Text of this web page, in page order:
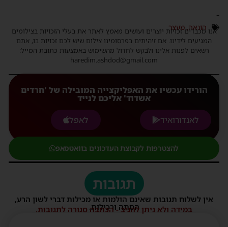
-
הונאה,מעצר
אנו מכבדים זכויות יוצרים ועושים מאמץ לאתר את בעלי הזכויות בצילומים
המגיעים לידינו. אם זיהיתים בפרסומינו צילום שיש לכם זכויות בו, אתם
רשאים לפנות אלינו ולבקש לחדול מהשימוש באמצעות כתובת המייל:
haredim.ashdod@gmail.com
הורידו עכשיו את האפליקצייה המובילה של 'חרדים
אשדוד' אליכם לנייד
לאנדורואיד
לאפל
להצטרפות לקבוצת העדכונים בוואטסאפ
תגובות
אין לשלוח תגובות שאינם הולמות או מכילות דברי לשון הרע,
הסתה ורכילות.
במידה ולא ניתן להגיב - הכתבה סגורה לתגובות.